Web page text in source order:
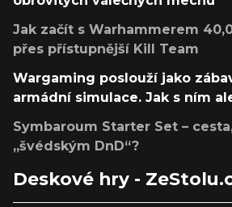
Jak začít s Warhammerem
přes přístupnější Kill Team
Wargaming poslouží jako
armádní simulace. Jak s ním
Symbaroum Starter Set –
„švédským DnD“?
Deskové hry -